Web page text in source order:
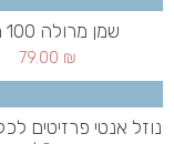
שמן מרולה 100 מ"ל
79.00 ₪